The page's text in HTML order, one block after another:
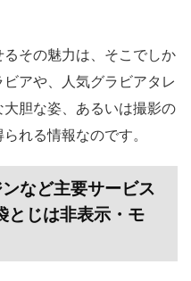
るその魅力は、そこでしか
アや、人気グラビアタレ
胆な姿、あるいは撮影の
れる情報なのです。
など主要サービス
とじは非表示・モ